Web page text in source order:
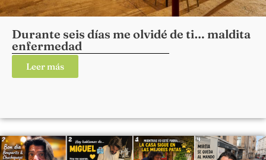
Durante seis días me olvidé de ti… maldita
enfermedad
Leer más